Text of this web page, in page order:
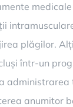
plăgilor.
într-un
anumitor